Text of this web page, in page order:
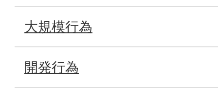
大規模行為
開発行為